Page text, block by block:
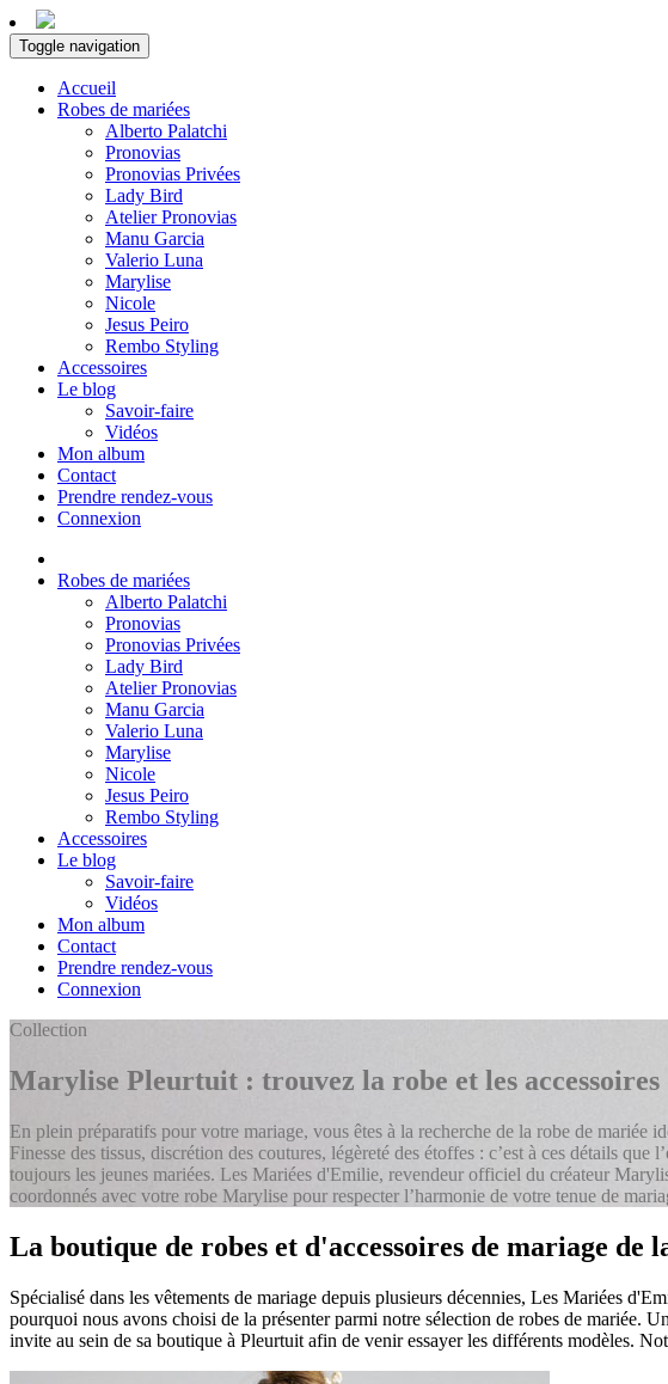
Toggle navigation
Accueil
Robes de mariées
Alberto Palatchi
Pronovias
Pronovias Privées
Lady Bird
Atelier Pronovias
Manu Garcia
Valerio Luna
Marylise
Nicole
Jesus Peiro
Rembo Styling
Accessoires
Le blog
Savoir-faire
Vidéos
Mon album
Contact
Prendre rendez-vous
Connexion
Robes de mariées
Alberto Palatchi
Pronovias
Pronovias Privées
Lady Bird
Atelier Pronovias
Manu Garcia
Valerio Luna
Marylise
Nicole
Jesus Peiro
Rembo Styling
Accessoires
Le blog
Savoir-faire
Vidéos
Mon album
Contact
Prendre rendez-vous
Connexion
Collection
Marylise Pleurtuit : trouvez la robe et les
En plein préparatifs pour votre mariage, vous êtes à la recherche de la robe de
Finesse des tissus, discrétion des coutures, légèreté des étoffes : c’est à ces détails
toujours les jeunes mariées. Les Mariées d'Emilie, revendeur officiel du créateur
coordonnés avec votre robe Marylise pour respecter l’harmonie de votre tenue de
La boutique de robes et d'accessoires de mariage de
Spécialisé dans les vêtements de mariage depuis plusieurs décennies, Les Mariées
pourquoi nous avons choisi de la présenter parmi notre sélection de robes de mariée.
invite au sein de sa boutique à Pleurtuit afin de venir essayer les différents modèles.